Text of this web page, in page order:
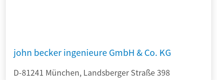
john becker ingenieure GmbH & Co. KG
D-81241 München, Landsberger Straße 398